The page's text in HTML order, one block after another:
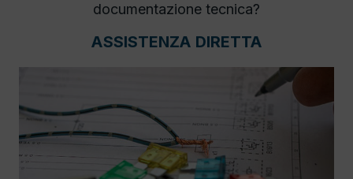
documentazione tecnica?
ASSISTENZA DIRETTA